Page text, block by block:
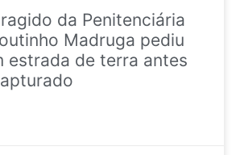
da Penitenciária
Madruga pediu
estrada de terra antes